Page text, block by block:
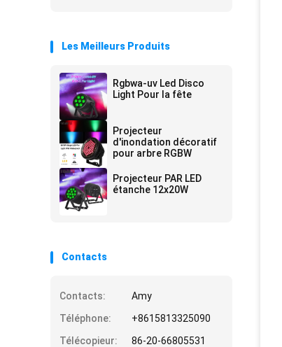
Les Meilleurs Produits
Rgbwa-uv Led Disco
Light Pour la fête
Projecteur
d'inondation décoratif
pour arbre RGBW
Projecteur PAR LED
étanche 12x20W
Contacts
Contacts:
Amy
Téléphone:
+8615813325090
Télécopieur:
86-20-66805531